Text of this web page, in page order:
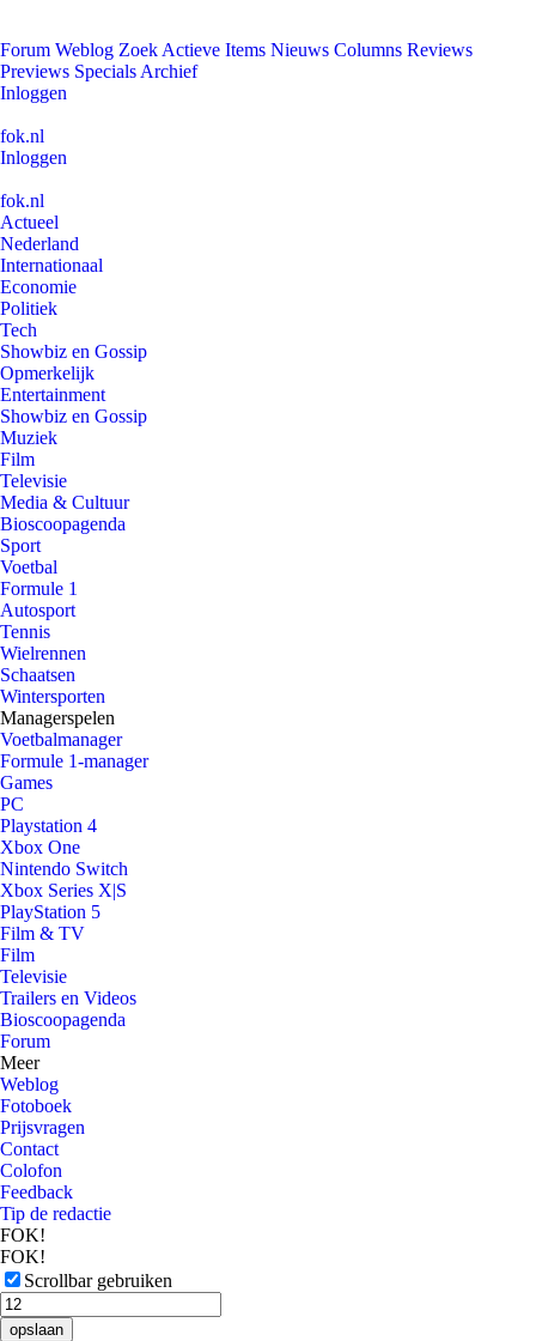
Forum Weblog Zoek Actieve Items Nieuws Columns Reviews
Previews Specials Archief
Inloggen
fok.nl
Inloggen
fok.nl
Actueel
Nederland
Internationaal
Economie
Politiek
Tech
Showbiz en Gossip
Opmerkelijk
Entertainment
Showbiz en Gossip
Muziek
Film
Televisie
Media & Cultuur
Bioscoopagenda
Sport
Voetbal
Formule 1
Autosport
Tennis
Wielrennen
Schaatsen
Wintersporten
Managerspelen
Voetbalmanager
Formule 1-manager
Games
PC
Playstation 4
Xbox One
Nintendo Switch
Xbox Series X|S
PlayStation 5
Film & TV
Film
Televisie
Trailers en Videos
Bioscoopagenda
Forum
Meer
Weblog
Fotoboek
Prijsvragen
Contact
Colofon
Feedback
Tip de redactie
FOK!
FOK!
Scrollbar gebruiken
opslaan